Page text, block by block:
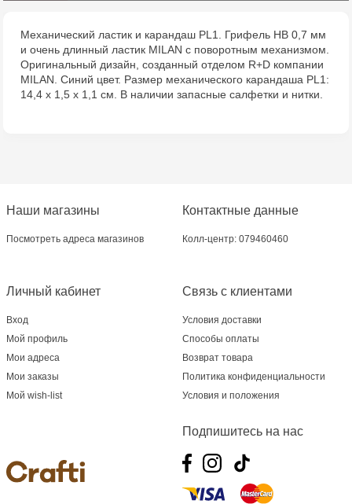
Механический ластик и карандаш PL1. Грифель HB 0,7 мм
и очень длинный ластик MILAN с поворотным механизмом.
Оригинальный дизайн, созданный отделом R+D компании
MILAN. Синий цвет. Размер механического карандаша PL1:
14,4 х 1,5 х 1,1 см. В наличии запасные салфетки и нитки.
Наши магазины
Посмотреть адреса магазинов
Связь с клиентами
Условия доставки
Способы оплаты
Возврат товара
Политика конфиденциальности
Условия и положения
Личный кабинет
Вход
Мой профиль
Мои адреса
Мои заказы
Мой wish-list
Контактные данные
Колл-центр: 079460460
Подпишитесь на нас